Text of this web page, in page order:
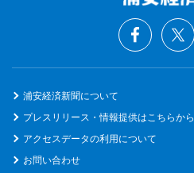
浦安経済新聞について
プレスリリース・情報提供はこちらから
アクセスデータの利用について
お問い合わせ